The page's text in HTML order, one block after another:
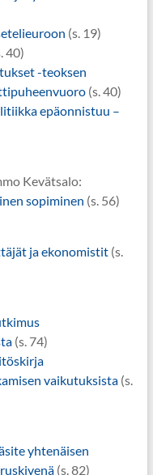
(s. 19)
40)
-teoksen
(s. 40)
epäonnistuu –
Kevätsalo:
sopiminen (s. 56)
ja ekonomistit(s.
(s. 74)
vaikutuksista(s.
yhtenäisen
(s. 82)